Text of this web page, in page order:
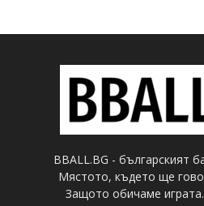
BBALL.BG - българският
Мястото, където ще
Защото обичаме